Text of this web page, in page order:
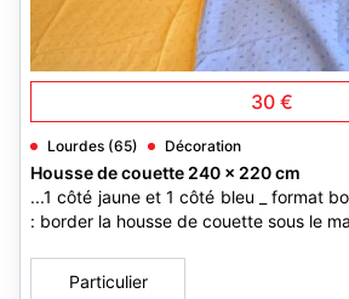
30 €
Lourdes (65) Décoration
Housse de couette 240 x 220 cm
...1 côté jaune et 1 côté bleu _ format
: border la housse de couette sous le
Particulier